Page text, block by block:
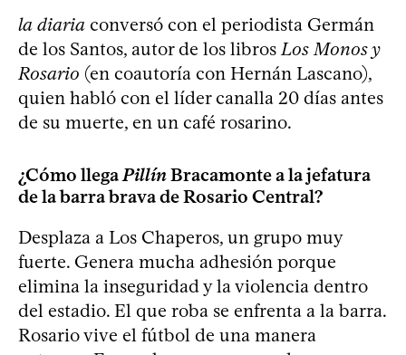
la diaria conversó con el periodista Germán
de los Santos, autor de los libros Los Monos y
Rosario (en coautoría con Hernán Lascano),
quien habló con el líder canalla 20 días antes
de su muerte, en un café rosarino.
¿Cómo llega PillínBracamonte a la jefatura
de la barra brava de Rosario Central?
Desplaza a Los Chaperos, un grupo muy
fuerte. Genera mucha adhesión porque
elimina la inseguridad y la violencia dentro
del estadio. El que roba se enfrenta a la barra.
Rosario vive el fútbol de una manera